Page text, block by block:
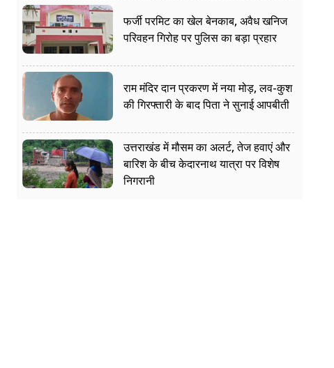
फर्जी परमिट का खेल बेनकाब, अवैध खनिज
परिवहन गिरोह पर पुलिस का बड़ा प्रहार
राम मंदिर दान प्रकरण में नया मोड़, लव-कुश
की गिरफ्तारी के बाद पिता ने सुनाई आपबीती
उत्तराखंड में मौसम का अलर्ट, तेज हवाएं और
बारिश के बीच केदारनाथ यात्रा पर विशेष
निगरानी